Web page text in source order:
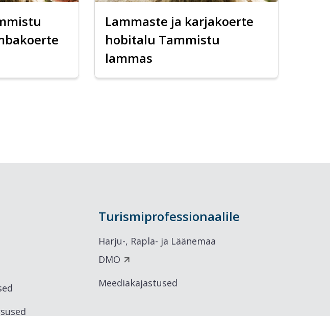
Lammaste ja karjakoerte
hobitalu Tammistu
lammas
Turismiprofessionaalile
Harju-, Rapla- ja Läänemaa
DMO
Meediakajastused